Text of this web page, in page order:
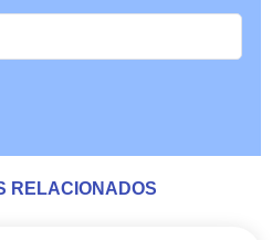
RELACIONADOS